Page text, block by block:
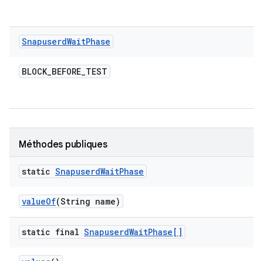
SnapuserdWaitPhase
BLOCK_BEFORE_TEST
Méthodes publiques
static SnapuserdWaitPhase
valueOf(String name)
static final SnapuserdWaitPhase[]